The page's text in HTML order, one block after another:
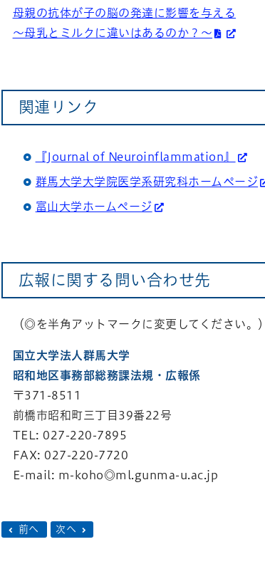
母親の抗体が子の脳の発達に影響を与える
～母乳とミルクに違いはあるのか？～
関連リンク
『Journal of Neuroinflammation』
群馬大学大学院医学系研究科ホームページ
富山大学ホームページ
広報に関する問い合わせ先
（◎を半角アットマークに変更してください。）
国立大学法人群馬大学
昭和地区事務部総務課法規・広報係
〒371-8511
前橋市昭和町三丁目39番22号
TEL: 027-220-7895
FAX: 027-220-7720
E-mail: m-koho◎ml.gunma-u.ac.jp
前へ 次へ